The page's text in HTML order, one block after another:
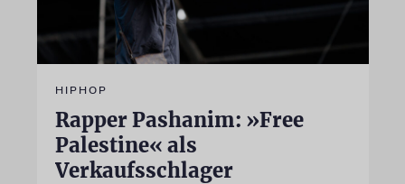
HIPHOP
Rapper Pashanim: »Free
Palestine« als
Verkaufsschlager